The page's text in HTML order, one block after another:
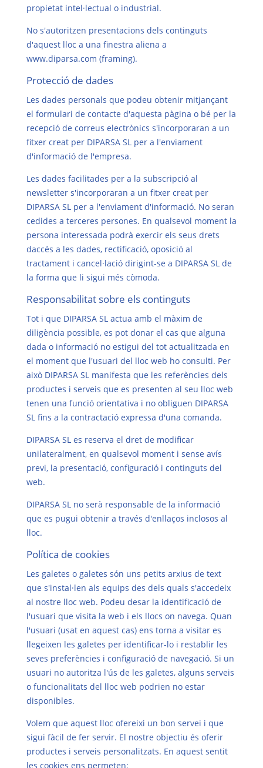
propietat intel·lectual o industrial.
No s'autoritzen presentacions dels continguts
d'aquest lloc a una finestra aliena a
www.diparsa.com (framing).
Protecció de dades
Les dades personals que podeu obtenir mitjançant
el formulari de contacte d'aquesta pàgina o bé per la
recepció de correus electrònics s'incorporaran a un
fitxer creat per DIPARSA SL per a l'enviament
d'informació de l'empresa.
Les dades facilitades per a la subscripció al
newsletter s'incorporaran a un fitxer creat per
DIPARSA SL per a l'enviament d'informació. No seran
cedides a terceres persones. En qualsevol moment la
persona interessada podrà exercir els seus drets
daccés a les dades, rectificació, oposició al
tractament i cancel·lació dirigint-se a DIPARSA SL de
la forma que li sigui més còmoda.
Responsabilitat sobre els continguts
Tot i que DIPARSA SL actua amb el màxim de
diligència possible, es pot donar el cas que alguna
dada o informació no estigui del tot actualitzada en
el moment que l'usuari del lloc web ho consulti. Per
això DIPARSA SL manifesta que les referències dels
productes i serveis que es presenten al seu lloc web
tenen una funció orientativa i no obliguen DIPARSA
SL fins a la contractació expressa d'una comanda.
DIPARSA SL es reserva el dret de modificar
unilateralment, en qualsevol moment i sense avís
previ, la presentació, configuració i continguts del
web.
DIPARSA SL no serà responsable de la informació
que es pugui obtenir a través d'enllaços inclosos al
lloc.
Política de cookies
Les galetes o galetes són uns petits arxius de text
que s'instal·len als equips des dels quals s'accedeix
al nostre lloc web. Podeu desar la identificació de
l'usuari que visita la web i els llocs on navega. Quan
l'usuari (usat en aquest cas) ens torna a visitar es
llegeixen les galetes per identificar-lo i restablir les
seves preferències i configuració de navegació. Si un
usuari no autoritza l'ús de les galetes, alguns serveis
o funcionalitats del lloc web podrien no estar
disponibles.
Volem que aquest lloc ofereixi un bon servei i que
sigui fàcil de fer servir. El nostre objectiu és oferir
productes i serveis personalitzats. En aquest sentit
les cookies ens permeten: